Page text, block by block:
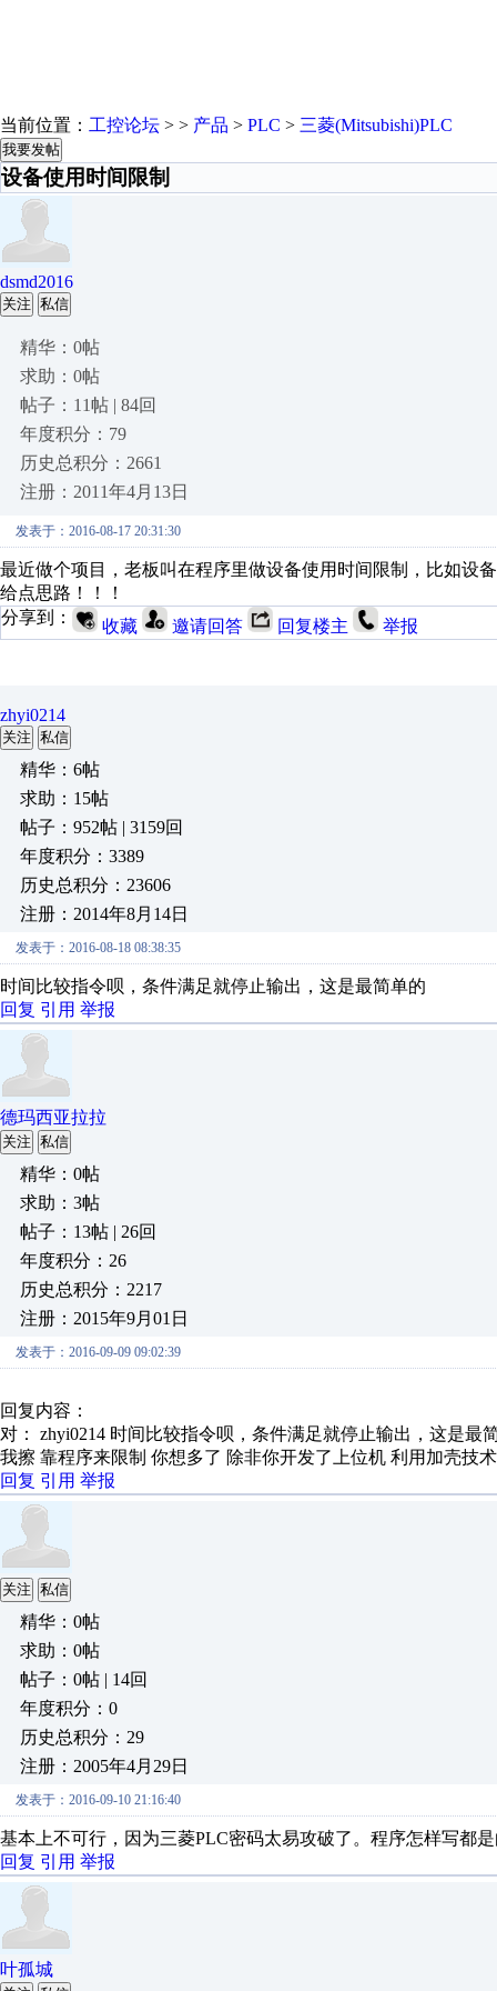
当前位置： 工控论坛 > > 产品 > PLC > 三菱(Mitsubishi)PLC
我要发帖
设备使用时间限制
dsmd2016
关注 私信
精华：0帖
求助：0帖
帖子：11帖 | 84回
年度积分：79
历史总积分：2661
注册：2011年4月13日
发表于：2016-08-17 20:31:30
最近做个项目，老板叫在程序里做设备使用时间限制，比如设
给点思路！！！
分享到：
收藏 邀请回答 回复楼主 举报
zhyi0214
关注 私信
精华：6帖
求助：15帖
帖子：952帖 | 3159回
年度积分：3389
历史总积分：23606
注册：2014年8月14日
发表于：2016-08-18 08:38:35
时间比较指令呗，条件满足就停止输出，这是最简单的
回复 引用 举报
德玛西亚拉拉
关注 私信
精华：0帖
求助：3帖
帖子：13帖 | 26回
年度积分：26
历史总积分：2217
注册：2015年9月01日
发表于：2016-09-09 09:02:39
回复内容：
对： zhyi0214 时间比较指令呗，条件满足就停止输出，这是最
我擦 靠程序来限制 你想多了 除非你开发了上位机 利用加壳技
回复 引用 举报
关注 私信
精华：0帖
求助：0帖
帖子：0帖 | 14回
年度积分：0
历史总积分：29
注册：2005年4月29日
发表于：2016-09-10 21:16:40
基本上不可行，因为三菱PLC密码太易攻破了。程序怎样写都
回复 引用 举报
叶孤城